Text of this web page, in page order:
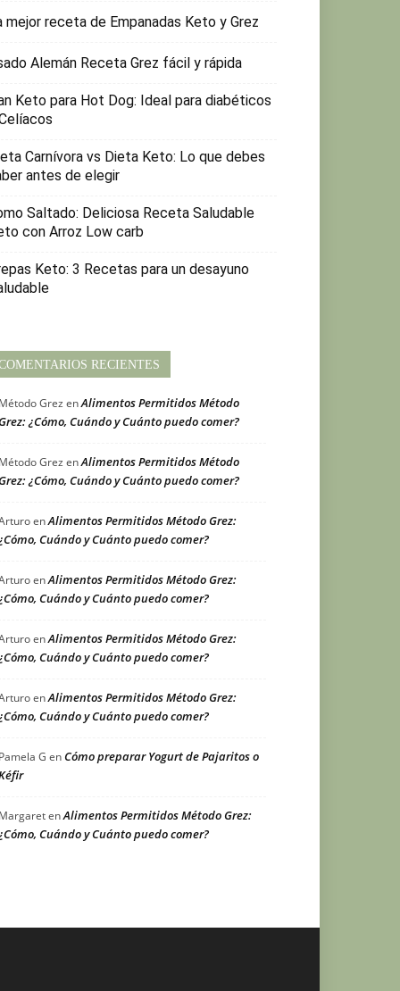
mejor receta de Empanadas Keto y Grez
Alemán Receta Grez fácil y rápida
Keto para Hot Dog: Ideal para diabéticos
Carnívora vs Dieta Keto: Lo que debes
antes de elegir
Saltado: Deliciosa Receta Saludable
con Arroz Low carb
Keto: 3 Recetas para un desayuno
RECIENTES
Método Grez enAlimentos Permitidos Método
¿Cómo, Cuándo y Cuánto puedo comer?
Método Grez enAlimentos Permitidos Método
¿Cómo, Cuándo y Cuánto puedo comer?
enAlimentos Permitidos Método Grez:
Cuándo y Cuánto puedo comer?
enAlimentos Permitidos Método Grez:
Cuándo y Cuánto puedo comer?
enAlimentos Permitidos Método Grez:
Cuándo y Cuánto puedo comer?
enAlimentos Permitidos Método Grez:
Cuándo y Cuánto puedo comer?
Pamela G enCómo preparar Yogurt de Pajaritos o
MargaretenAlimentos Permitidos Método Grez:
Cuándo y Cuánto puedo comer?